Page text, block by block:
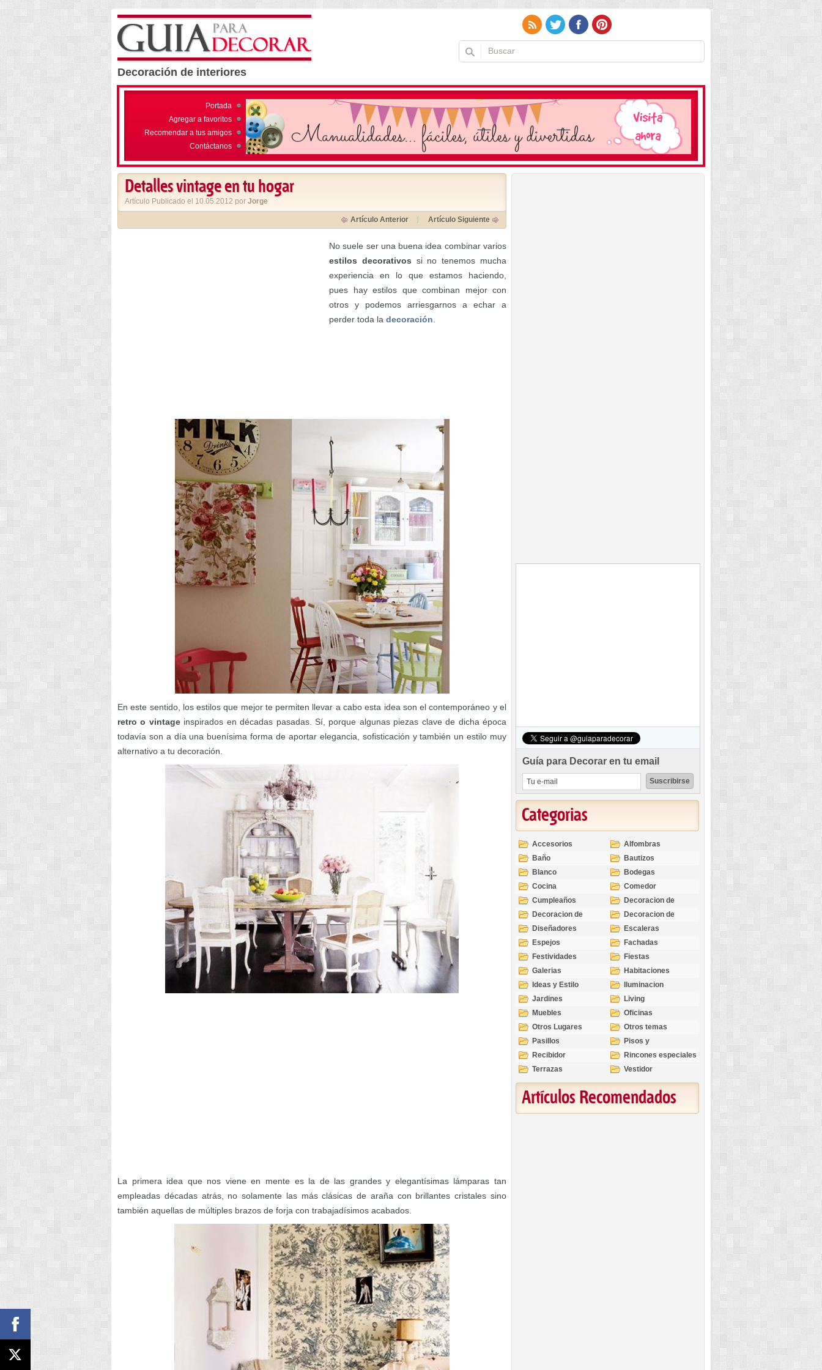
Decoración de interiores
Portada
Agregar a favoritos
Recomendar a tus amigos
Contáctanos
Detalles vintage en tu hogar
Artículo Publicado el 10.05.2012 por Jorge
Artículo Anterior Artículo Siguiente
No suele ser una buena idea combinar varios
estilos decorativos si no tenemos mucha
experiencia en lo que estamos haciendo,
pues hay estilos que combinan mejor con
otros y podemos arriesgarnos a echar a
perder toda la decoración
En este sentido, los estilos que mejor te permiten llevar a cabo esta idea son el contemporáneo y el
retro o vintageinspirados en décadas pasadas. Sí, porque algunas piezas clave de dicha época
todavía son a día una buenísima forma de aportar elegancia, sofisticación y también un estilo muy
alternativo a tu decoración.
La primera idea que nos viene en mente es la de las grandes y elegantísimas lámparas tan
empleadas décadas atrás, no solamente las más clásicas de araña con brillantes cristales sino
también aquellas de múltiples brazos de forja con trabajadísimos acabados.
Guía para Decorar en tu email
Categorias
Accesorios
Alfombras
Baño
Bautizos
Blanco
Bodegas
Cocina
Comedor
Cumpleaños
Decoracion de
Exteriores
Decoracion de
Interiores
Decoracion de
Ocasiones
Diseñadores
Escaleras
Espejos
Fachadas
Festividades
Fiestas
Galerias
Habitaciones
Ideas y Estilo
Iluminacion
Jardines
Living
Muebles
Oficinas
Otros Lugares
Otros temas
Pasillos
Pisos y
revestimientos
Recibidor
Rincones especiales
Terrazas
Vestidor
Artículos Recomendados